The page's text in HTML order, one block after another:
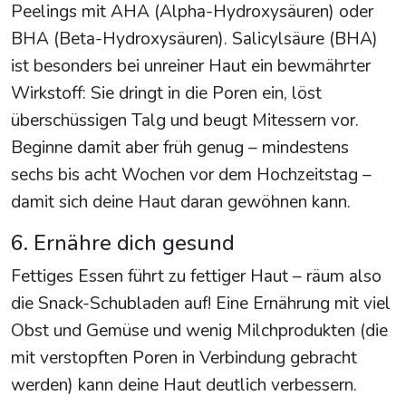
Peelings mit AHA (Alpha-Hydroxysäuren) oder
BHA (Beta-Hydroxysäuren). Salicylsäure (BHA)
ist besonders bei unreiner Haut ein bewmährter
Wirkstoff: Sie dringt in die Poren ein, löst
überschüssigen Talg und beugt Mitessern vor.
Beginne damit aber früh genug – mindestens
sechs bis acht Wochen vor dem Hochzeitstag –
damit sich deine Haut daran gewöhnen kann.
6. Ernähre dich gesund
Fettiges Essen führt zu fettiger Haut – räum also
die Snack-Schubladen auf! Eine Ernährung mit viel
Obst und Gemüse und wenig Milchprodukten (die
mit verstopften Poren in Verbindung gebracht
werden) kann deine Haut deutlich verbessern.